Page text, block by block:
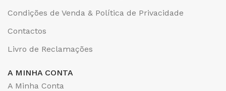
Condições de Venda & Política de Privacidade
Contactos
Livro de Reclamações
A MINHA CONTA
A Minha Conta